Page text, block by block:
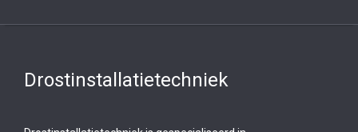
Drostinstallatietechniek